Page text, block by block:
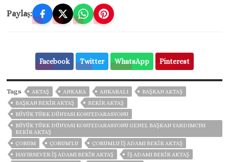
Paylaş:
Facebook Twitter WhatsApp Pinterest
Tags AKTAŞ ANKARA ANKARALI
BAŞKAN AKTAŞ
BAŞKAN BEKIR AKTAŞ
BEKIR AKTAŞ
BÜYÜK TÜRK DÜNYASI KONFEDARASYONU
BÜYÜK TÜRK DÜNYASI KONFEDARASYONU GENEL BAŞKAN YARDIMCISI
BEKIR AKTAŞ
ÇORUM
ÇORUM'LU
ÇORUMLU IŞ ADAMI BEKIR AKTAŞ
HAYIRSEVER IŞ ADAMI BEKIR AKTAŞ
IŞ ADAMI BEKIR AKTAŞ